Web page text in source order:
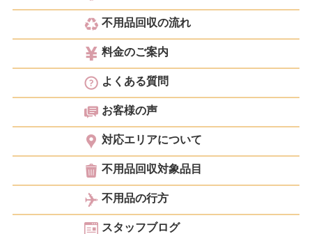
不用品回収の流れ
料金のご案内
よくある質問
お客様の声
対応エリアについて
不用品回収対象品目
不用品の行方
スタッフブログ